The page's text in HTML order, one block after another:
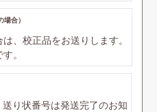
合）
、校正品をお送りします。
。
り状番号は発送完了のお知